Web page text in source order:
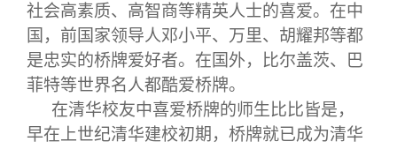
捐赠项目
捐赠新闻
媒体平台
《清华校友通讯》
百年清华
校友服务
社会高素质、高智商等精英人士的喜爱。在中
国，前国家领导人邓小平、万里、胡耀邦等都
是忠实的桥牌爱好者。在国外，比尔盖茨、巴
菲特等世界名人都酷爱桥牌。
在清华校友中喜爱桥牌的师生比比皆是，
早在上世纪清华建校初期，桥牌就已成为清华